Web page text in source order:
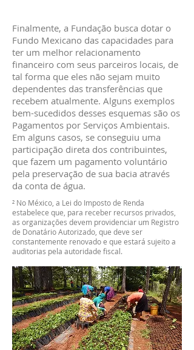
Finalmente, a Fundação busca dotar o
Fundo Mexicano das capacidades para
ter um melhor relacionamento
financeiro com seus parceiros locais, de
tal forma que eles não sejam muito
dependentes das transferências que
recebem atualmente. Alguns exemplos
bem-sucedidos desses esquemas são os
Pagamentos por Serviços Ambientais.
Em alguns casos, se conseguiu uma
participação direta dos contribuintes,
que fazem um pagamento voluntário
pela preservação de sua bacia através
da conta de água.
² No México, a Lei do Imposto de Renda
estabelece que, para receber recursos privados,
as organizações devem providenciar um Registro
de Donatário Autorizado, que deve ser
constantemente renovado e que estará sujeito a
auditorias pela autoridade fiscal.